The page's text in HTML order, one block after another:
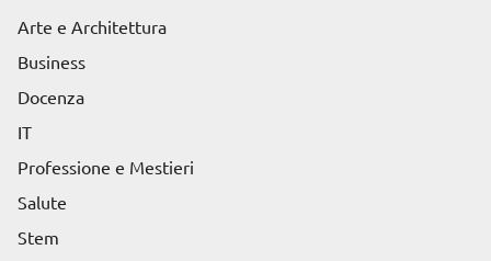
Arte e Architettura
Business
Docenza
IT
Professione e Mestieri
Salute
Stem